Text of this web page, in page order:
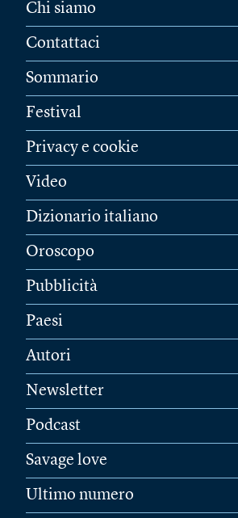
Chi siamo
Contattaci
Sommario
Festival
Privacy e cookie
Video
Dizionario italiano
Oroscopo
Pubblicità
Paesi
Autori
Newsletter
Podcast
Savage love
Ultimo numero